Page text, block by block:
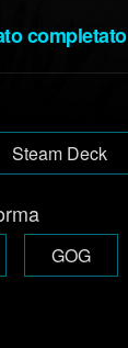
completato
Steam Deck
GOG